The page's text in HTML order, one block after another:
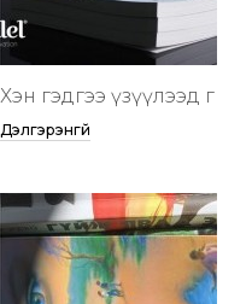
Хэн гэдгээ үзүүлээд өг
Дэлгэрэнгүй